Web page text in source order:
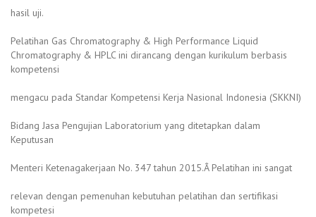
hasil uji.
Pelatihan Gas Chromatography & High Performance Liquid
Chromatography & HPLC ini dirancang dengan kurikulum berbasis
kompetensi
mengacu pada Standar Kompetensi Kerja Nasional Indonesia (SKKNI)
Bidang Jasa Pengujian Laboratorium yang ditetapkan dalam
Keputusan
Menteri Ketenagakerjaan No. 347 tahun 2015.Â Pelatihan ini sangat
relevan dengan pemenuhan kebutuhan pelatihan dan sertifikasi
kompetesi